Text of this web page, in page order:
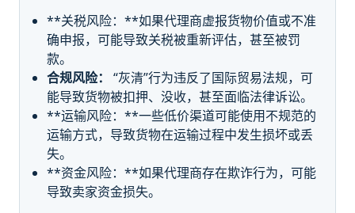
**关税风险：**如果代理商虚报货物价值或不准
确申报，可能导致关税被重新评估，甚至被罚
款。
合规风险：
“灰清”行为违反了国际贸易法规，可
能导致货物被扣押、没收，甚至面临法律诉讼。
**运输风险：**一些低价渠道可能使用不规范的
运输方式，导致货物在运输过程中发生损坏或丢
失。
**资金风险：**如果代理商存在欺诈行为，可能
导致卖家资金损失。